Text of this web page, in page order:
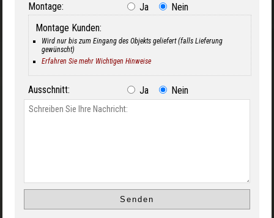
Montage: Ja
Nein
Montage Kunden:
Wird nur bis zum Eingang des Objekts geliefert (falls Lieferung
gewünscht)
Erfahren Sie mehr Wichtigen Hinweise
Ausschnitt: Ja Nein